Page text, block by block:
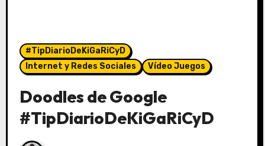
#TipDiarioDeKiGaRiCyD
Internet y Redes Sociales
Vídeo Juegos
Doodles de Google
#TipDiarioDeKiGaRiCyD